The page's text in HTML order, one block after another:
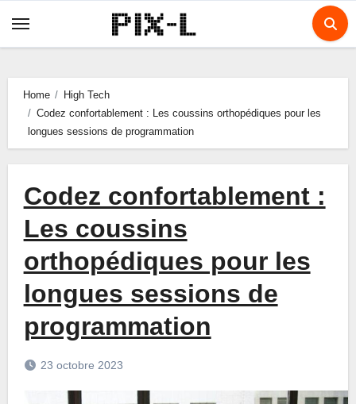
Home
High Tech
Codez confortablement : Les coussins orthopédiques pour les
longues sessions de programmation
Codez confortablement :
Les coussins
orthopédiques pour les
longues sessions de
programmation
23 octobre 2023